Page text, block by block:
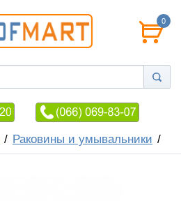
0
Раковины и умывальники